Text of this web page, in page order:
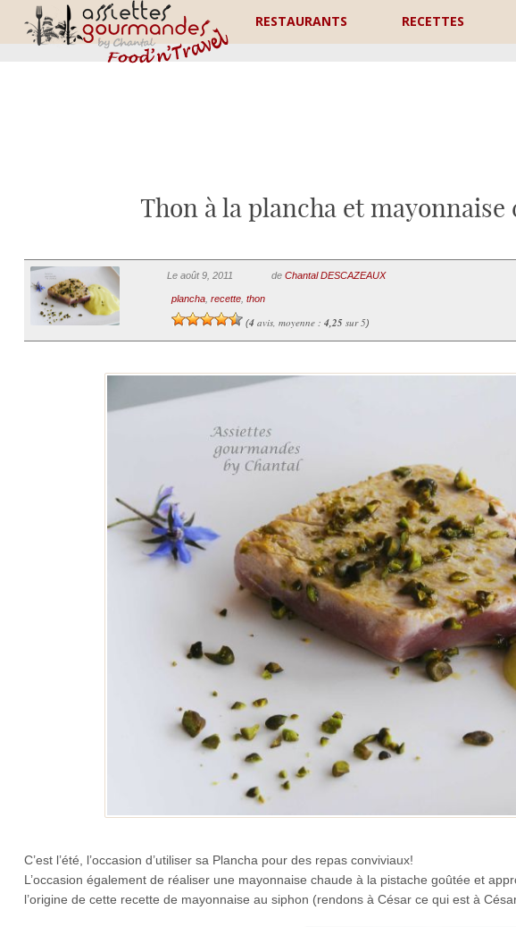
RESTAURANTS RECETTES
Thon à la plancha et mayonnaise
Le août 9, 2011 de Chantal DESCAZEAUX
plancha, recette, thon
(4avis, moyenne : 4,25sur 5)
C’est l’été, l’occasion d’utiliser sa Plancha pour des repas conviviaux!
L’occasion également de réaliser une mayonnaise chaude à la pistache goûtée et
l’origine de cette recette de mayonnaise au siphon (rendons à César ce qui est à